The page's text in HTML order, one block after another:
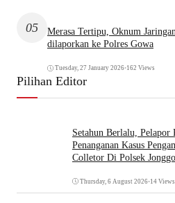
05
Merasa Tertipu, Oknum
dilaporkan ke Polres Gowa
Tuesday, 27 January 2026•162 Views
Pilihan Editor
Setahun Berlalu, Pelapor
Penanganan Kasus
Colletor Di Polsek
Thursday, 6 August 2026•14 Views